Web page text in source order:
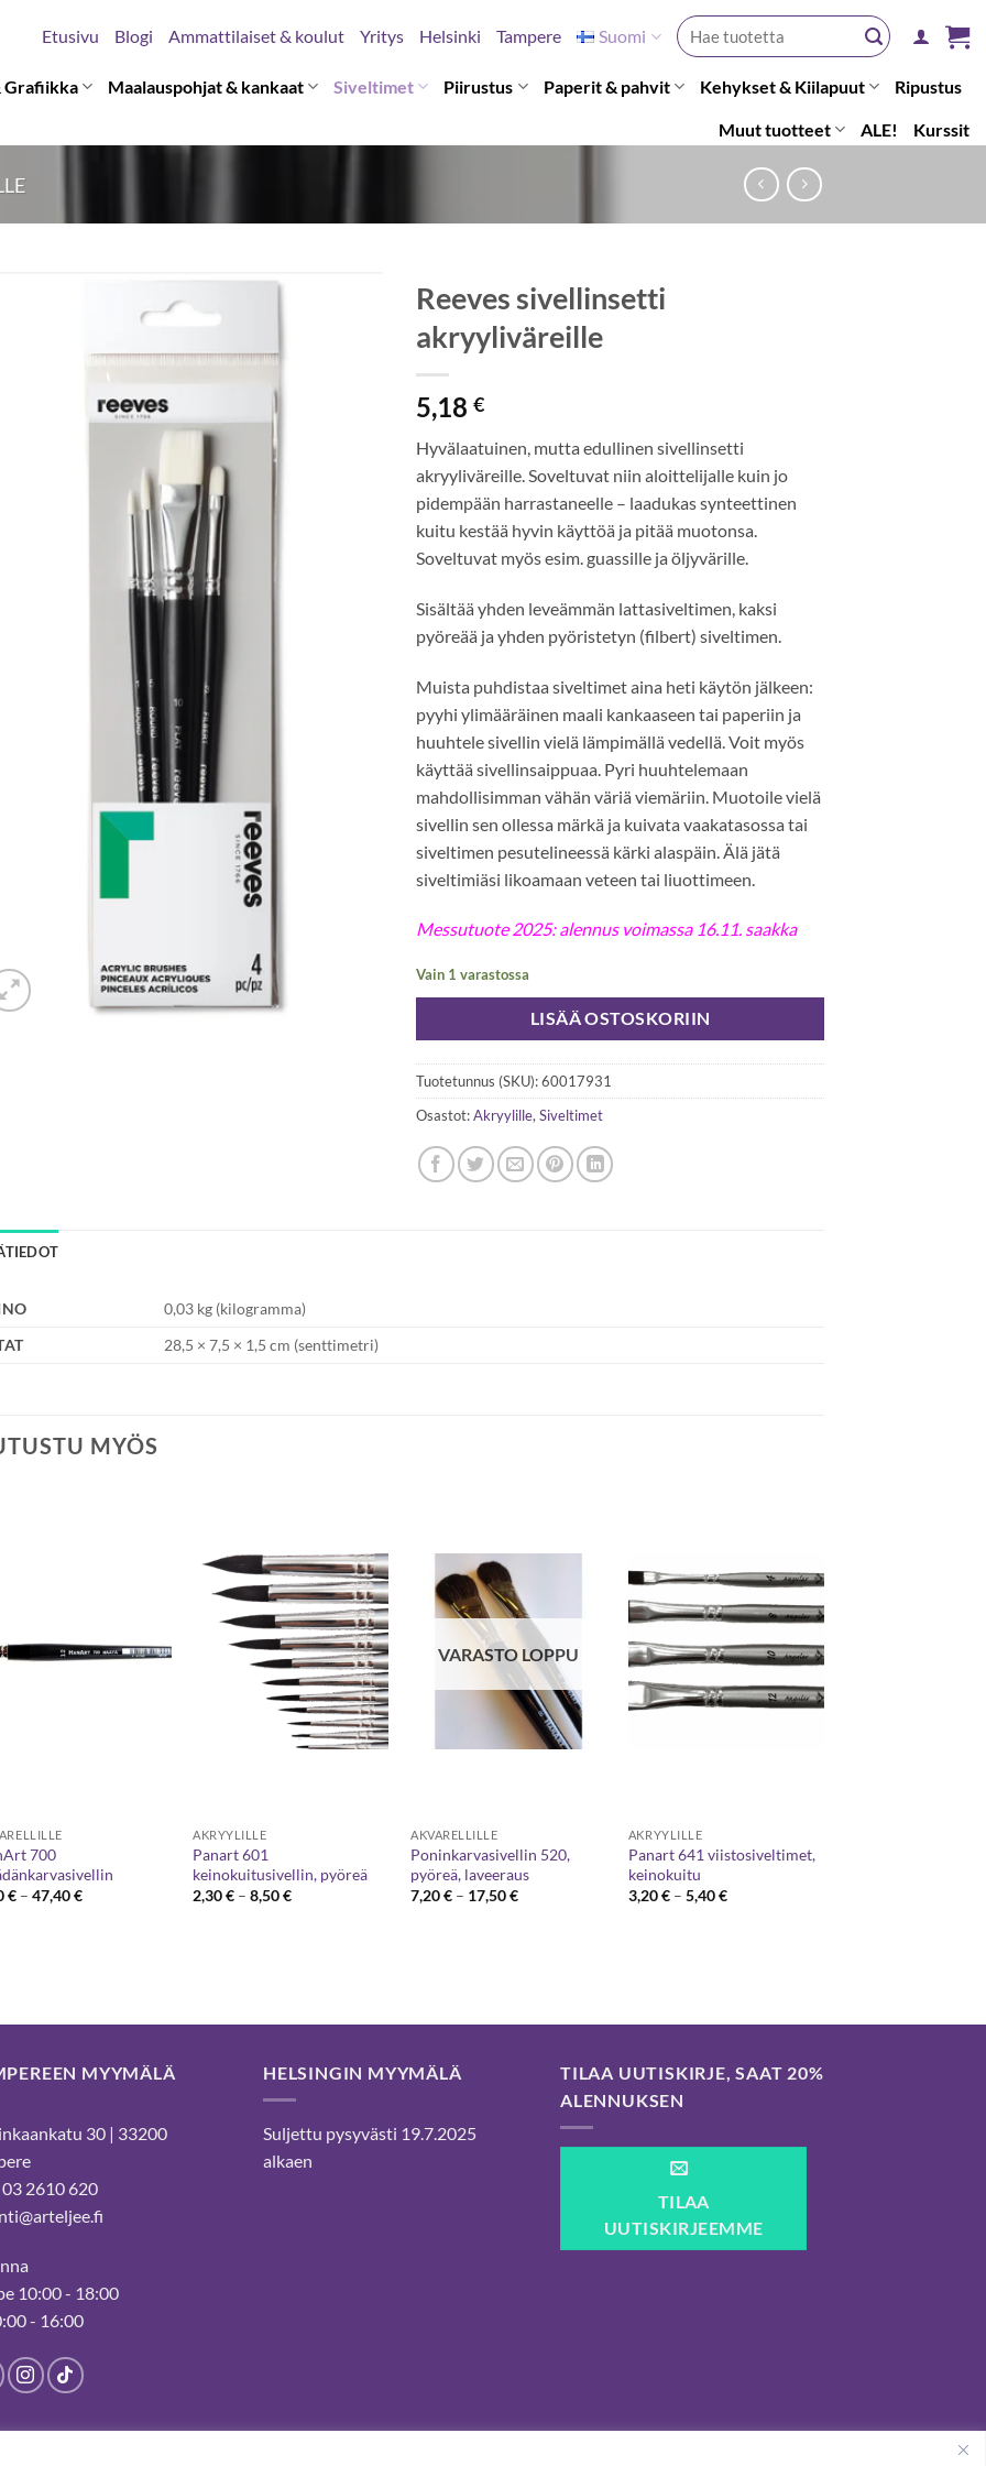
Etusivu Blogi Ammattilaiset & koulut Yritys Helsinki Tampere Suomi
Etsi:
Grafiikka Maalauspohjat & kankaat Siveltimet Piirustus Paperit & pahvit Kehykset & Kiilapuut Ripustus
Muut tuotteet ALE! Kurssit
Reeves sivellinsetti
akryyliväreille
5,18€
Hyvälaatuinen, mutta edullinen sivellinsetti
akryyliväreille. Soveltuvat niin aloittelijalle kuin jo
pidempään harrastaneelle – laadukas synteettinen
kuitu kestää hyvin käyttöä ja pitää muotonsa.
Soveltuvat myös esim. guassille ja öljyvärille.
Sisältää yhden leveämmän lattasiveltimen, kaksi
pyöreää ja yhden pyöristetyn (filbert) siveltimen.
Muista puhdistaa siveltimet aina heti käytön jälkeen:
pyyhi ylimääräinen maali kankaaseen tai paperiin ja
huuhtele sivellin vielä lämpimällä vedellä. Voit myös
käyttää sivellinsaippuaa. Pyri huuhtelemaan
mahdollisimman vähän väriä viemäriin. Muotoile vielä
sivellin sen ollessa märkä ja kuivata vaakatasossa tai
siveltimen pesutelineessä kärki alaspäin. Älä jätä
siveltimiäsi likoamaan veteen tai liuottimeen.
Messutuote 2025: alennus voimassa 16.11. saakka
Vain 1 varastossa
LISÄÄ OSTOSKORIIN
Tuotetunnus (SKU):60017931
Osastot:Akryylille,Siveltimet
0,03 kg (kilogramma)
28,5 × 7,5 × 1,5 cm (senttimetri)
MYÖS
700
€ – 47,40€Hintaluokka:
AKRYYLILLE
Panart 601
keinokuitusivellin, pyöreä
2,30€ – 8,50€Hintaluokka:
VARASTO LOPPU
AKVARELLILLE
Poninkarvasivellin 520,
pyöreä, laveeraus
7,20€ – 17,50€Hintaluokka:
AKRYYLILLE
Panart 641 viistosiveltimet,
keinokuitu
3,20€ – 5,40€Hintaluokka:
MYYMÄLÄ
30 | 33200
03 2610 620
10:00 - 18:00
- 16:00
HELSINGIN MYYMÄLÄ
Suljettu pysyvästi 19.7.2025
alkaen
TILAA UUTISKIRJE, SAAT 20%
ALENNUKSEN
TILAA
UUTISKIRJEEMME